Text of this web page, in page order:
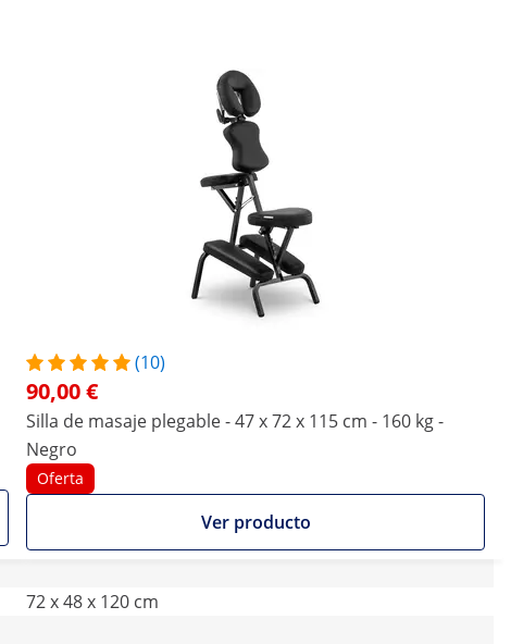
(10)
90,00 €
Silla de masaje plegable - 47 x 72 x 115 cm - 160 kg -
Negro
Oferta
Ver producto
72 x 48 x 120 cm